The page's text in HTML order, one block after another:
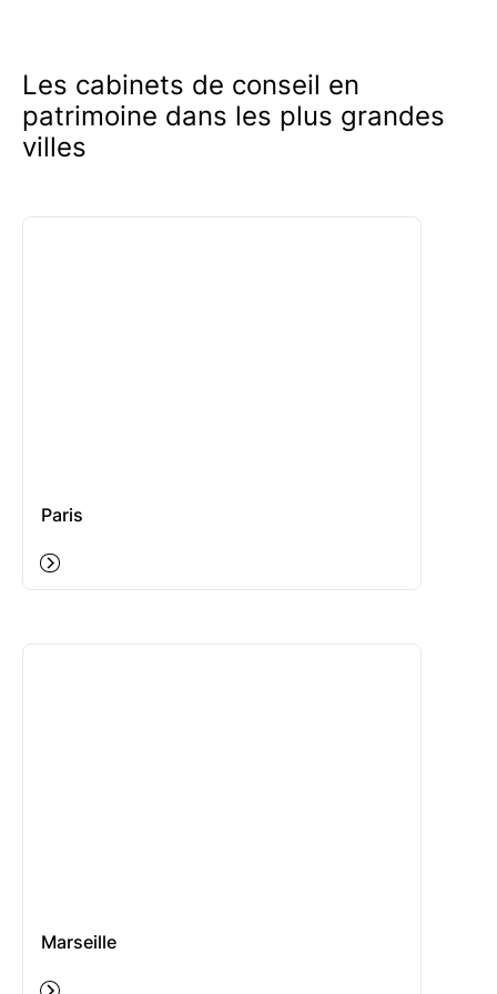
Les cabinets de conseil en
patrimoine dans les plus grandes
villes
Paris
Marseille